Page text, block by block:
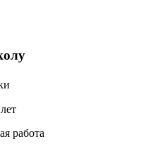
работа